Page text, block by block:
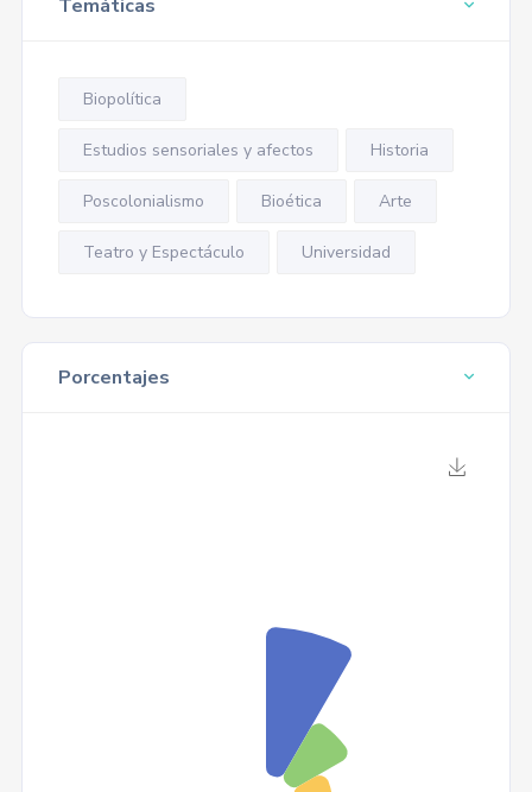
Temáticas
Biopolítica
Estudios sensoriales y afectos Historia
Poscolonialismo Bioética Arte
Teatro y Espectáculo Universidad
Porcentajes